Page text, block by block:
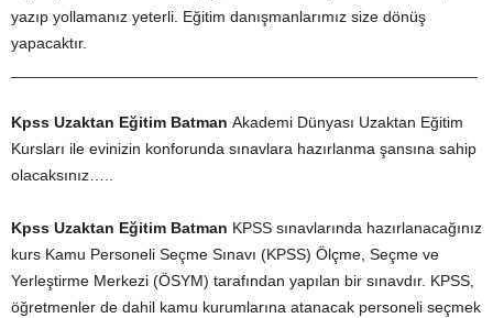
yazıp yollamanız yeterli. Eğitim danışmanlarımız size dönüş
yapacaktır.
Kpss Uzaktan Eğitim Batman Akademi Dünyası Uzaktan Eğitim
Kursları ile evinizin konforunda sınavlara hazırlanma şansına sahip
olacaksınız…..
Kpss Uzaktan Eğitim Batman KPSS sınavlarında hazırlanacağınız
kurs Kamu Personeli Seçme Sınavı (KPSS) Ölçme, Seçme ve
Yerleştirme Merkezi (ÖSYM) tarafından yapılan bir sınavdır. KPSS,
öğretmenler de dahil kamu kurumlarına atanacak personeli seçmek